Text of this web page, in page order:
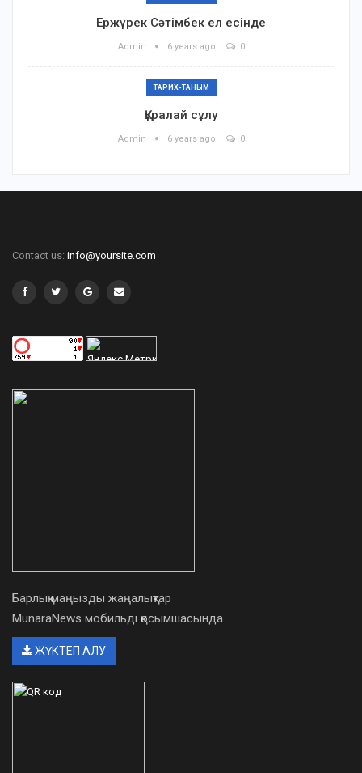
Ержүрек Сәтімбек ел есінде
Admin 6 years ago 0
ТАРИХ-ТАНЫМ
Құралай сұлу
Admin 6 years ago 0
Contact us: info@yoursite.com
Барлық маңызды жаңалықтар
MunaraNews мобильді қосымшасында
ЖҮКТЕП АЛУ